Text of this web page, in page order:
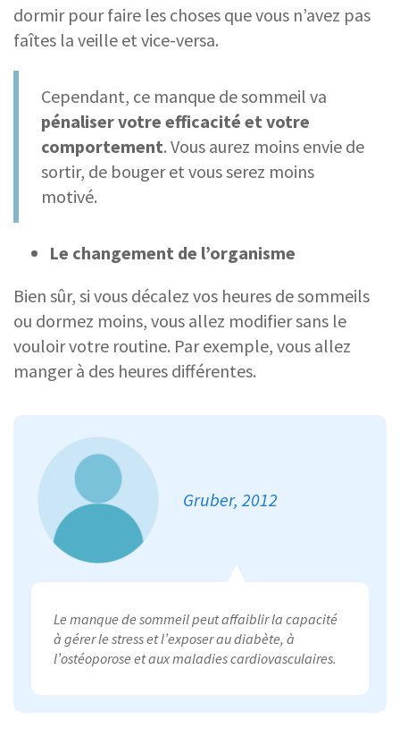
dormir pour faire les choses que vous n’avez pas
faîtes la veille et vice-versa.
Cependant, ce manque de sommeil va
pénaliser votre efficacité et votre
comportement. Vous aurez moins envie de
sortir, de bouger et vous serez moins
motivé.
Le changement de l’organisme
Bien sûr, si vous décalez vos heures de sommeils
ou dormez moins, vous allez modifier sans le
vouloir votre routine. Par exemple, vous allez
manger à des heures différentes.
Le manque de sommeil peut affaiblir la capacité
à gérer le stress et l’exposer au diabète, à
l’ostéoporose et aux maladies cardiovasculaires.
Gruber, 2012